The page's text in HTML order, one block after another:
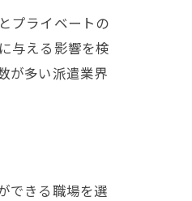
プライベートの
与える影響を検
が多い派遣業界
できる職場を選